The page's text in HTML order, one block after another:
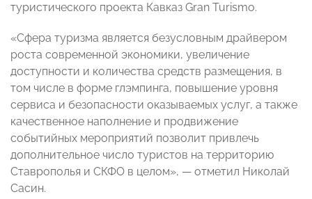
туристического проекта Кавказ Gran Turismo.
«Сфера туризма является безусловным драйвером
роста современной экономики, увеличение
доступности и количества средств размещения, в
том числе в форме глэмпинга, повышение уровня
сервиса и безопасности оказываемых услуг, а также
качественное наполнение и продвижение
событийных мероприятий позволит привлечь
дополнительное число туристов на территорию
Ставрополья и СКФО в целом», — отметил Николай
Сасин.